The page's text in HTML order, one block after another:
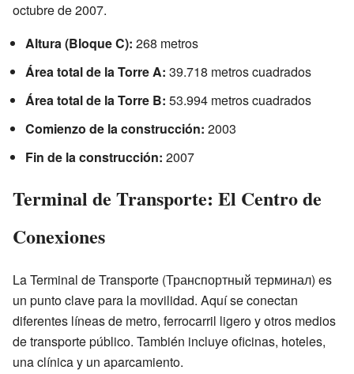
octubre de 2007.
Altura (Bloque C): 268 metros
Área total de la Torre A: 39.718 metros cuadrados
Área total de la Torre B: 53.994 metros cuadrados
Comienzo de la construcción: 2003
Fin de la construcción: 2007
Terminal de Transporte: El Centro de
Conexiones
La Terminal de Transporte (Транспортный терминал) es
un punto clave para la movilidad. Aquí se conectan
diferentes líneas de metro, ferrocarril ligero y otros medios
de transporte público. También incluye oficinas, hoteles,
una clínica y un aparcamiento.